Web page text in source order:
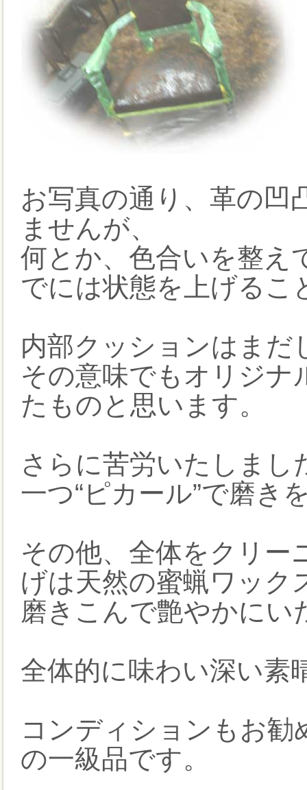
お写真の通り、革の凹
ませんが、
何とか、色合いを整え
でには状態を上げるこ
内部クッションはま
その意味でもオリジナ
たものと思います。
さらに苦労いたしまし
一つ“ピカール”で磨き
その他、全体をクリー
げは天然の蜜蝋ワック
磨きこんで艶やかにい
全体的に味わい深い素
コンディションもお
の一級品です。